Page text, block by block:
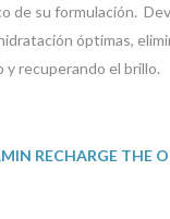
de su formulación.
óptimas,
y recuperando el brillo.
RECHARGE THE